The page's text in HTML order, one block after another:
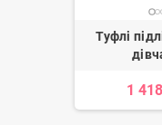
Туфлі
1